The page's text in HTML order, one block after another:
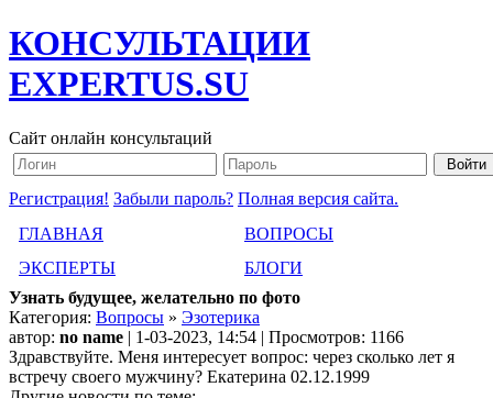
КОНСУЛЬТАЦИИ
EXPERTUS.SU
Сайт онлайн консультаций
Регистрация! Забыли пароль? Полная версия сайта.
ГЛАВНАЯ
ВОПРОСЫ
ЭКСПЕРТЫ
БЛОГИ
Узнать будущее, желательно по фото
Категория: Вопросы » Эзотерика
автор: no name | 1-03-2023, 14:54 | Просмотров: 1166
Здравствуйте. Меня интересует вопрос: через сколько лет я
встречу своего мужчину? Екатерина 02.12.1999